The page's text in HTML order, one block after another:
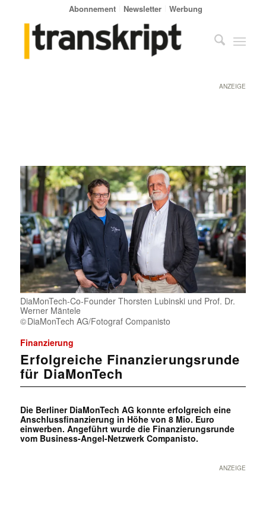
Abonnement Newsletter Werbung
ANZEIGE
DiaMonTech-Co-Founder Thorsten Lubinski und Prof. Dr.
Werner Mäntele
DiaMonTech AG/Fotograf Companisto
Finanzierung
Erfolgreiche Finanzierungsrunde
für DiaMonTech
Die Berliner DiaMonTech AG konnte erfolgreich eine
Anschlussfinanzierung in Höhe von 8 Mio. Euro
einwerben. Angeführt wurde die Finanzierungsrunde
vom Business-Angel-Netzwerk Companisto.
ANZEIGE